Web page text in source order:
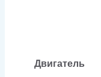
Двигатель